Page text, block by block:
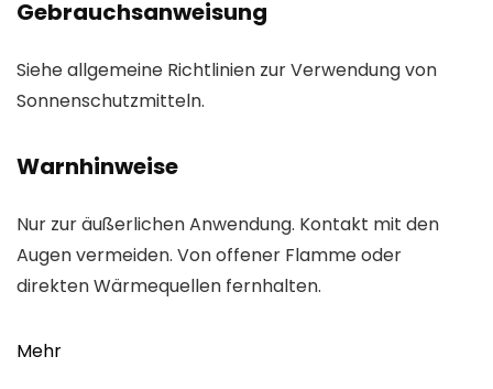
Gebrauchsanweisung
Siehe allgemeine Richtlinien zur Verwendung von
Sonnenschutzmitteln.
Warnhinweise
Nur zur äußerlichen Anwendung. Kontakt mit den
Augen vermeiden. Von offener Flamme oder
direkten Wärmequellen fernhalten.
Mehr